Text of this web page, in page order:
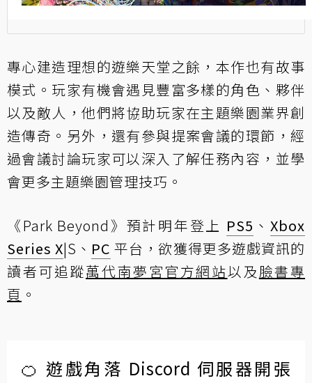
專心建造理想的遊樂天堂之餘，本作也有故事
模式。玩家有機會遇見豐富多樣的角色、夥伴
以及敵人，他們將協助玩家在主題樂園業界創
造傳奇。另外，還有參與提案會議的環節，經
過會議討論玩家可以深入了解任務內容，並學
會更多主題樂園管理技巧。
《Park Beyond》預計明年登上 PS5 、Xbox
Series X|S、 PC 平台，欲獲得更多遊戲資訊的
讀者可追蹤萬代南夢宮官方網站以及臉書專
頁 。
🍊 遊戲角落 Discord 伺服器開張